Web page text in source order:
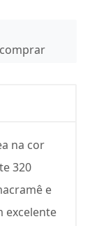
na cor
320
e
excelente